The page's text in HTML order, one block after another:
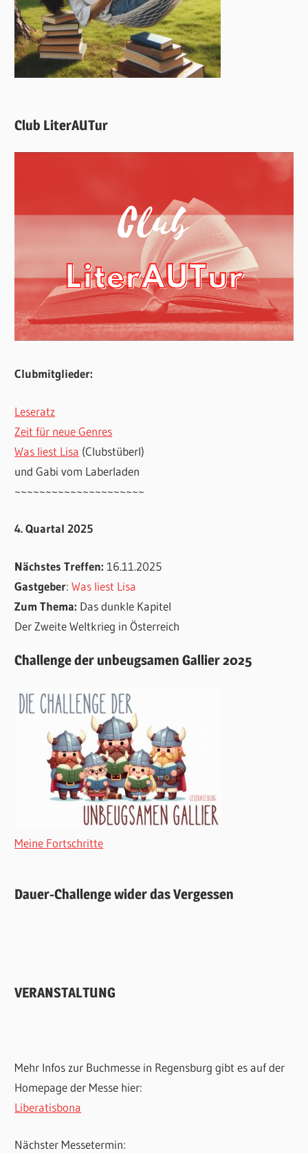
Club LiterAUTur
Clubmitglieder:
Leseratz
Zeit für neue Genres
Was liest Lisa (Clubstüberl)
und Gabi vom Laberladen
~~~~~~~~~~~~~~~~~~~~~
4. Quartal 2025
Nächstes Treffen:16.11.2025
Gastgeber:Was liest Lisa
Zum Thema: Das dunkle Kapitel
Der Zweite Weltkrieg in Österreich
Challenge der unbeugsamen Gallier 2025
Meine Fortschritte
Dauer-Challenge wider das Vergessen
VERANSTALTUNG
Mehr Infos zur Buchmesse in Regensburg gibt es auf der
Homepage der Messe hier:
Liberatisbona
Nächster Messetermin: